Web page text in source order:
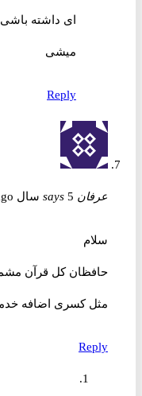
میشی
Reply
عرفان says 5 سال ago
سلام
حافظان کل قرآن مشمول
مثل کسری اضافه خدمت
Reply